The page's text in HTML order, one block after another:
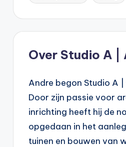
Over Studio A |
Andre begon Studio A |
Door zijn passie voor
inrichting heeft hij de
opgedaan in het
tuinen en bouwen van